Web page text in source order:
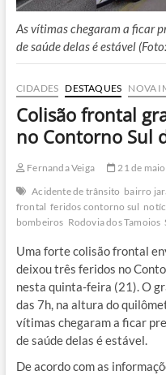
As vítimas chegaram a ficar
de saúde delas é estável
CIDADES DESTAQUES NOVA
Colisão frontal
no Contorno Sul
Fernanda Veiga
21 de
Acidente de trânsito bairro
frontal feridos contorno sul
bombeiros Rodovia dos Tamoios
Uma forte colisão frontal
deixou três feridos no
nesta quinta-feira (21). O
das 7h, na altura do
vítimas chegaram a ficar
de saúde delas é estável.
De acordo com as